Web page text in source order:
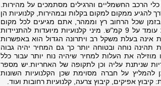
הרכב החשמליים והרגילים מסתמכים על מהירות.
להגיע ממקום למקום בקלות ובמהירות, קלנועיות הן
בזמן שכל הרחוב רץ וממהר, אתם מגיעים לכל מקום
רגועים, מרוכזים ובדיוק בזמן.מהירותן המקסימאלית של המיני קלנועיות עומד על 9 קמ"ש. מיני קלנועיות מיועדות להתניידות
אינה בעלת משקל רב ויתרונה הגדול הוא באפשרות
תהינה נוחה ובטוחה יותר כך גם המחיר יהיה גבוה
מוזילה את העלות למחיר שיהיה נוח יותר עבור כלל
שניתנת עליה וכן לתקופה של האחריות.יש מספר
להמליץ על חברה מסוימת שכן הקלנועיות השונות
אפיקים, קיבוץ צרעה, קלנועיות רחובות ועוד.